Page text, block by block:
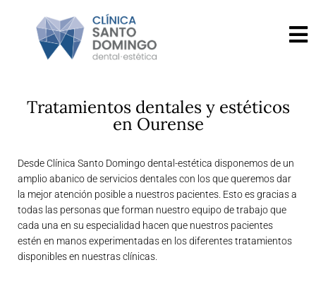
Tratamientos dentales y estéticos
en Ourense
Desde Clínica Santo Domingo dental-estética disponemos de un
amplio abanico de servicios dentales con los que queremos dar
la mejor atención posible a nuestros pacientes. Esto es gracias a
todas las personas que forman nuestro equipo de trabajo que
cada una en su especialidad hacen que nuestros pacientes
estén en manos experimentadas en los diferentes tratamientos
disponibles en nuestras clínicas.